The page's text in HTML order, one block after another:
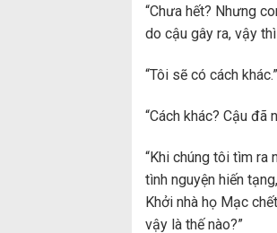
“Chưa hết? Nhưng
do cậu gây ra, vậy
“Tôi sẽ có cách khác.”
“Cách khác? Cậu đã
“Khi chúng tôi tìm ra
tình nguyện hiến
Khởi nhà họ Mạc
vậy là thế nào?”